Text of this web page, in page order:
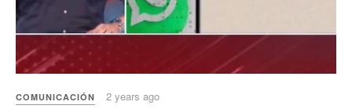
COMUNICACIÓN 2 years ago